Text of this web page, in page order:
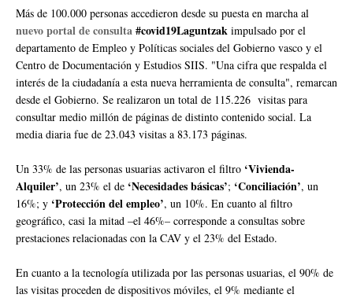
Más de 100.000 personas accedieron desde su puesta en marcha al
nuevo portal de consulta#covid19Laguntzak impulsado por el
departamento de Empleo y Políticas sociales del Gobierno vasco y el
Centro de Documentación y Estudios SIIS. "Una cifra que respalda el
interés de la ciudadanía a esta nueva herramienta de consulta", remarcan
desde el Gobierno. Se realizaron un total de 115.226 visitas para
consultar medio millón de páginas de distinto contenido social. La
media diaria fue de 23.043 visitas a 83.173 páginas.
Un 33% de las personas usuarias activaron el filtro ‘Vivienda-
Alquiler’, un 23% el de ‘Necesidades básicas’; ‘Conciliación’, un
16%; y ‘Protección del empleo’, un 10%. En cuanto al filtro
geográfico, casi la mitad –el 46%– corresponde a consultas sobre
prestaciones relacionadas con la CAV y el 23% del Estado.
En cuanto a la tecnología utilizada por las personas usuarias, el 90% de
las visitas proceden de dispositivos móviles, el 9% mediante el